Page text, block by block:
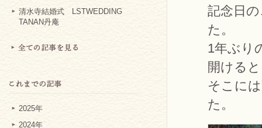
清水寺結婚式 LSTWEDDING
TANAN丹庵
2025年
2024年
記念日
た。
1年ぶり
開けると
そこに
た。